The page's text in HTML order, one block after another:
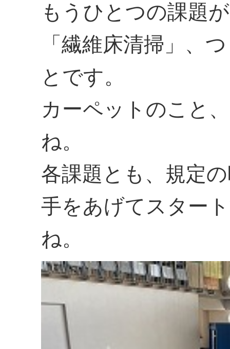
もうひとつの課題
「繊維床清掃」、
とです。
カーペットのこと
ね。
各課題とも、規定
手をあげてスター
ね。